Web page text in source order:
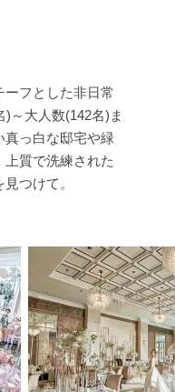
ーフとした非日常
)～大人数(142名)ま
っ白な邸宅や緑
質で洗練された
つけて。